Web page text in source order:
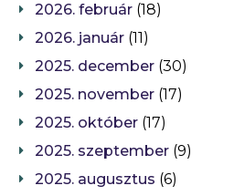
2026. február (18)
2026. január (11)
2025. december (30)
2025. november (17)
2025. október (17)
2025. szeptember (9)
2025. augusztus (6)